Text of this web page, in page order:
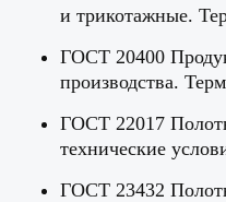
и трикотажные.
ГОСТ 20400
производства.
ГОСТ 22017
технические
ГОСТ 23432